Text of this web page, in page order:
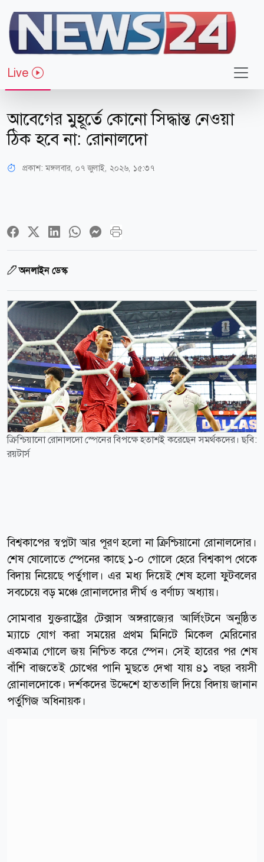
Live
খেলাধুলা
আবেগের মুহূর্তে কোনো সিদ্ধান্ত নেওয়া
ঠিক হবে না: রোনালদো
প্রকাশ:মঙ্গলবার, ০৭ জুলাই, ২০২৬, ১৫:৩৭
অনলাইন ডেস্ক
ক্রিশ্চিয়ানো রোনালদো স্পেনের বিপক্ষে হতাশই করেছেন সমর্থকদের। ছবি:
রয়টার্স
বিশ্বকাপের স্বপ্নটা আর পূরণ হলো না ক্রিশ্চিয়ানো রোনালদোর।
শেষ ষোলোতে স্পেনের কাছে ১-০ গোলে হেরে বিশ্বকাপ থেকে
বিদায় নিয়েছে পর্তুগাল। এর মধ্য দিয়েই শেষ হলো ফুটবলের
সবচেয়ে বড় মঞ্চে রোনালদোর দীর্ঘ ও বর্ণাঢ্য অধ্যায়।
সোমবার যুক্তরাষ্ট্রের টেক্সাস অঙ্গরাজ্যের আর্লিংটনে অনুষ্ঠিত
ম্যাচে যোগ করা সময়ের প্রথম মিনিটে মিকেল মেরিনোর
একমাত্র গোলে জয় নিশ্চিত করে স্পেন। সেই হারের পর শেষ
বাঁশি বাজতেই চোখের পানি মুছতে দেখা যায় ৪১ বছর বয়সী
রোনালদোকে। দর্শকদের উদ্দেশে হাততালি দিয়ে বিদায় জানান
পর্তুগিজ অধিনায়ক।